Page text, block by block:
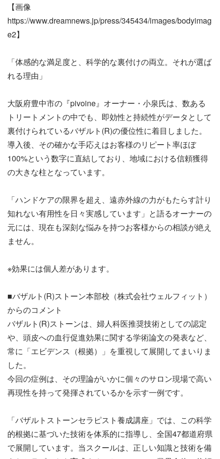
【画像
https://www.dreamnews.jp/press/345434/images/bodyimag
e2】
「体感的な満足度と、科学的な裏付けの両立。それが選ば
れる理由」
大阪府豊中市の『pivoine』オーナー・小泉氏は、数ある
トリートメントの中でも、即効性と持続性がデータとして
裏付けられているバザルト(R)の優位性に着目しました。
導入後、その確かな手応えはお客様のリピート率ほぼ
100%という数字に直結しており、地域における信頼獲得
の大きな柱となっています。
「ハンドケアの限界を超え、遠赤外線の力がもたらす計り
知れない有用性を日々実感しています」と語るオーナーの
元には、現在も深刻な悩みを持つお客様からの相談が絶え
ません。
※効果には個人差があります。
■バザルト(R)ストーン本部校（株式会社ウェルフィット）
からのコメント
バザルト(R)ストーンは、婦人科医推奨技術としての認定
や、頭皮への血行促進効果に関する学術論文の発表など、
常に「エビデンス（根拠）」を重視して展開してまいりま
した。
今回の症例は、その理論がいかに個々のサロン現場で高い
再現性を持って発揮されているかを示す一例です。
「バザルトストーンセラピスト養成講座」では、この科学
的根拠に基づいた技術を体系的に指導し、全国47都道府県
で展開しています。当スクールは、正しい知識と技術を備